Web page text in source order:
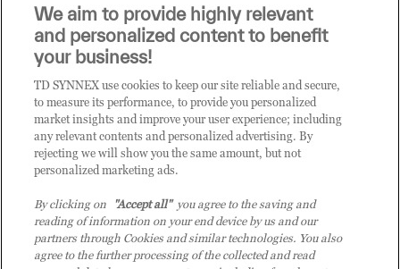
Sei un rivenditore di tecnologia e desideri acquistare
i prodotti o le soluzioni trattate sul blog?
CLICCA QUI E DIVENTA
CLIENTE TD SYNNEX
We aim to provide highly relevant
and personalized content to benefit
your business!
TD SYNNEX use cookies to keep our site reliable and secure,
to measure its performance, to provide you personalized
market insights and improve your user experience; including
any relevant contents and personalized advertising. By
rejecting we will show you the same amount, but not
personalized marketing ads.
By clicking on "Accept all"you agree to the saving and
reading of information on your end device by us and our
partners through Cookies and similar technologies. You also
agree to the further processing of the collected and read